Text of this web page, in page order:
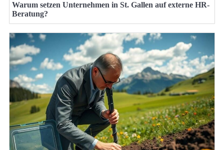
Warum setzen Unternehmen in St. Gallen auf externe HR-
Beratung?